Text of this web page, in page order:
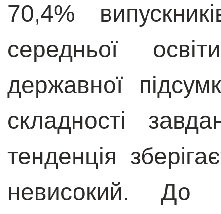
70,4%
середньої
державної
складності
тенденція
невисокий. До